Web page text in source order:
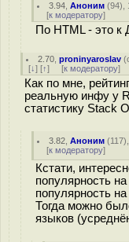
3.94 ,Аноним (94),
[к модератору]
По HTML - это к
2.70 ,proninyaroslav (
[↓] [↑] [к модератору]
Как по мне,
реальную инфу у
статистику Stack
3.82 ,Аноним (117
[к модератору]
Кстати,
популярность
популярность
Тогда можно
языков